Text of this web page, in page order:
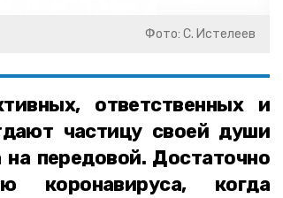
Фото: С. Истелеев
ответственных и
частицу своей души
передовой. Достаточно
коронавируса, когда